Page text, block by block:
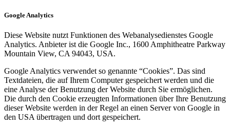
Google Analytics
Diese Website nutzt Funktionen des Webanalysedienstes Google
Analytics. Anbieter ist die Google Inc., 1600 Amphitheatre Parkway
Mountain View, CA 94043, USA.
Google Analytics verwendet so genannte “Cookies”. Das sind
Textdateien, die auf Ihrem Computer gespeichert werden und die
eine Analyse der Benutzung der Website durch Sie ermöglichen.
Die durch den Cookie erzeugten Informationen über Ihre Benutzung
dieser Website werden in der Regel an einen Server von Google in
den USA übertragen und dort gespeichert.